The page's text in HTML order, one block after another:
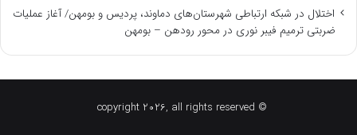
اختلال در شبکه ارتباطی شهرستان‌های دماوند، پردیس و بومهن/ آغاز عملیات
ضربتی ترمیم فیبر نوری در محور رودهن – بومهن
© copyright 2026, all rights reserved